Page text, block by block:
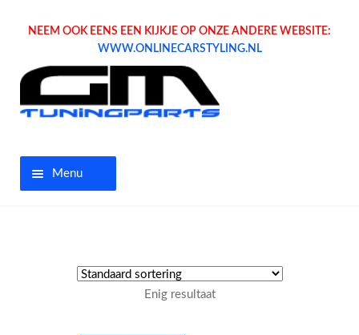
NEEM OOK EENS EEN KIJKJE OP ONZE ANDERE WEBSITE:
WWW.ONLINECARSTYLING.NL
Menu
Enig resultaat